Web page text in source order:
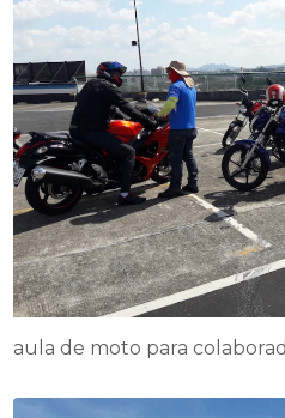
aula de moto para